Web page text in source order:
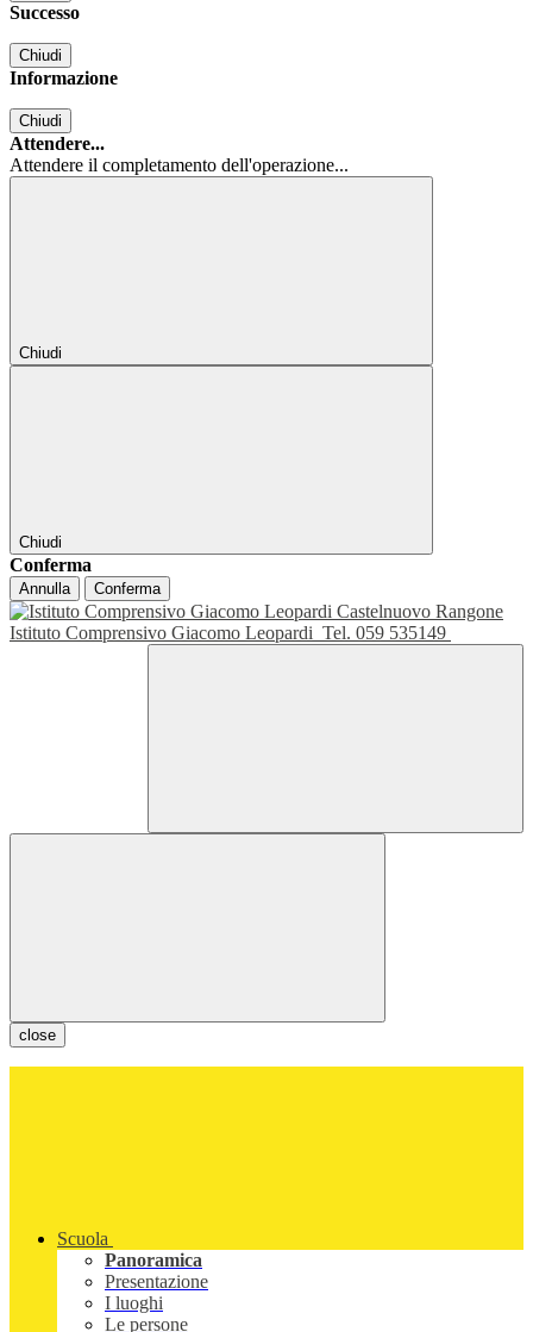
Successo
Chiudi
Informazione
Chiudi
Attendere...
Attendere il completamento dell'operazione...
Chiudi
Chiudi
Conferma
Annulla Conferma
Istituto Comprensivo Giacomo Leopardi Tel. 059 535149
close
Scuola
Panoramica
Presentazione
I luoghi
Le persone